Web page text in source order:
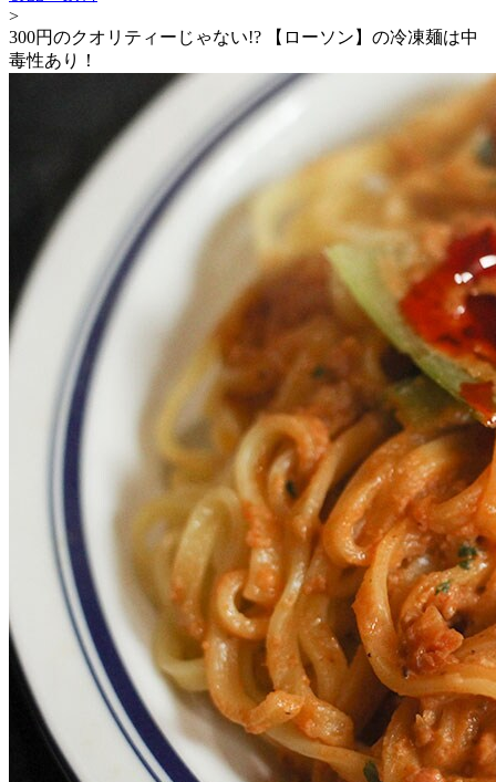
>
300円のクオリティーじゃない!? 【ローソン】の冷凍麺は中
毒性あり！